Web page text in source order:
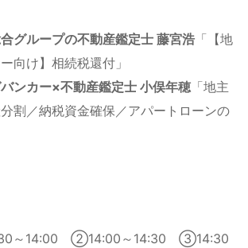
グループの不動産鑑定士 藤宮浩 「【地
向け】相続税還付」
ンカー×不動産鑑定士 小俣年穂 「地主
割／納税資金確保／アパートローンの
～14:00 ②14:00～14:30 ③14:30